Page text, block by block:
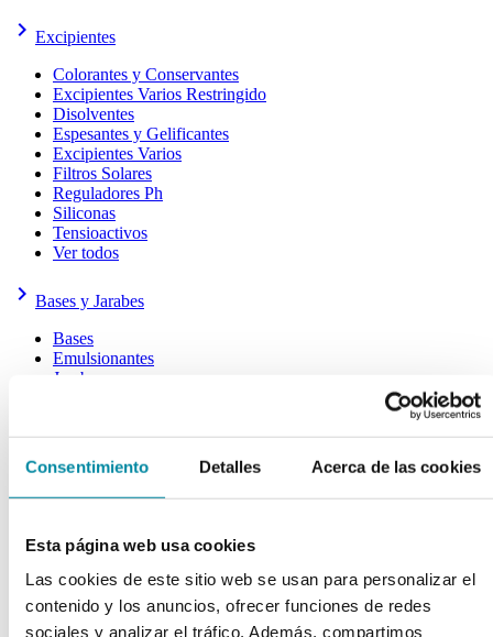
Consentimiento Detalles Acerca de las cookies
Esta página web usa cookies
Las cookies de este sitio web se usan para personalizar el
contenido y los anuncios, ofrecer funciones de redes
sociales y analizar el tráfico. Además, compartimos
keyboard_arrow_right Excipientes
Colorantes y Conservantes
Excipientes Varios Restringido
Disolventes
Espesantes y Gelificantes
Excipientes Varios
Filtros Solares
Reguladores Ph
Siliconas
Tensioactivos
Ver todos
keyboard_arrow_right Bases y Jarabes
Bases
Emulsionantes
Jarabes
keyboard_arrow_right
Ceras
Ver todos
keyboard_arrow_rightCápsulas
Tamaño 000